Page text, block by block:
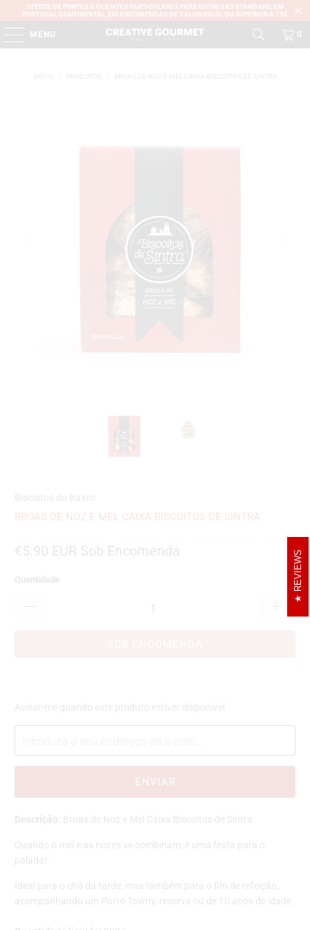
OFERTA DE PORTES A CLIENTES PARTICULARES PARA ENTREGAS STANDARD, EM
PORTUGAL CONTINENTAL, EM ENCOMENDAS DE VALOR IGUAL OU SUPERIOR A 75€
MENU 0
PRODUTOS BROAS DE NOZ E MEL CAIXA BISCOITOS DE SINTRA
Biscoitos do Bairro
BROAS DE NOZ E MEL CAIXA BISCOITOS DE SINTRA
€5.90 EUR Sob Encomenda
Quantidade
Por
quando
product
estiver
disponível
{{
url
Avisar-me quando este produto estiver disponível.
Descrição: Broas de Noz e Mel Caixa Biscoitos de Sintra.
Quando o mel e as nozes se combinam, é uma festa para o
paladar.
Ideal para o chá da tarde, mas também para o fim de refeição,
acompanhando um Porto Tawny, reserva ou de 10 anos de idade.
REVIEWS